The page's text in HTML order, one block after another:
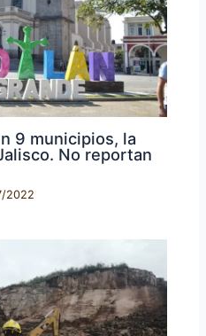
9 municipios, la
No reportan
2022